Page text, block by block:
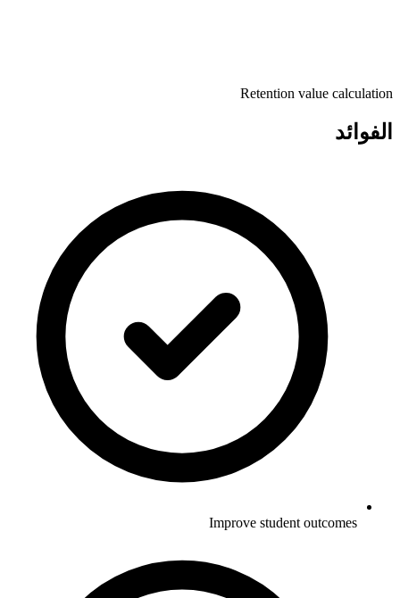
Retention value calculation
الفوائد
Improve student outcomes